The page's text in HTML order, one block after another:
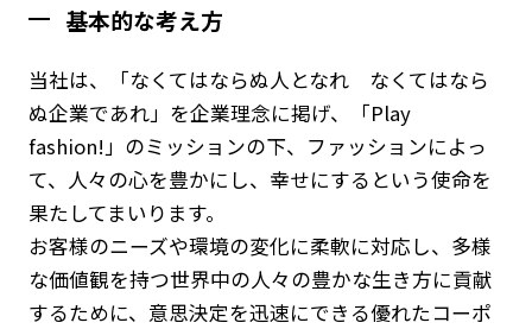
基本的な考え方
当社は、「なくてはならぬ人となれ なくてはなら
ぬ企業であれ」を企業理念に掲げ、「Play
fashion!」のミッションの下、ファッションによっ
て、人々の心を豊かにし、幸せにするという使命を
果たしてまいります。
お客様のニーズや環境の変化に柔軟に対応し、多様
な価値観を持つ世界中の人々の豊かな生き方に貢献
するために、意思決定を迅速にできる優れたコーポ